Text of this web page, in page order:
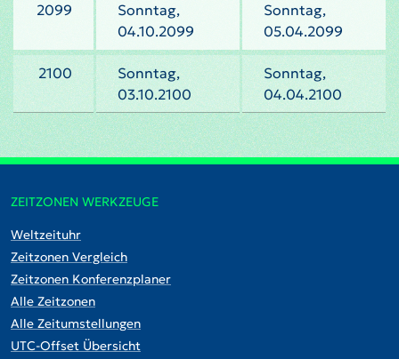
2099
Sonntag,
04.10.2099
Sonntag,
05.04.2099
2100
Sonntag,
03.10.2100
Sonntag,
04.04.2100
ZEITZONEN WERKZEUGE
Weltzeituhr
Zeitzonen Vergleich
Zeitzonen Konferenzplaner
Alle Zeitzonen
Alle Zeitumstellungen
UTC-Offset Übersicht